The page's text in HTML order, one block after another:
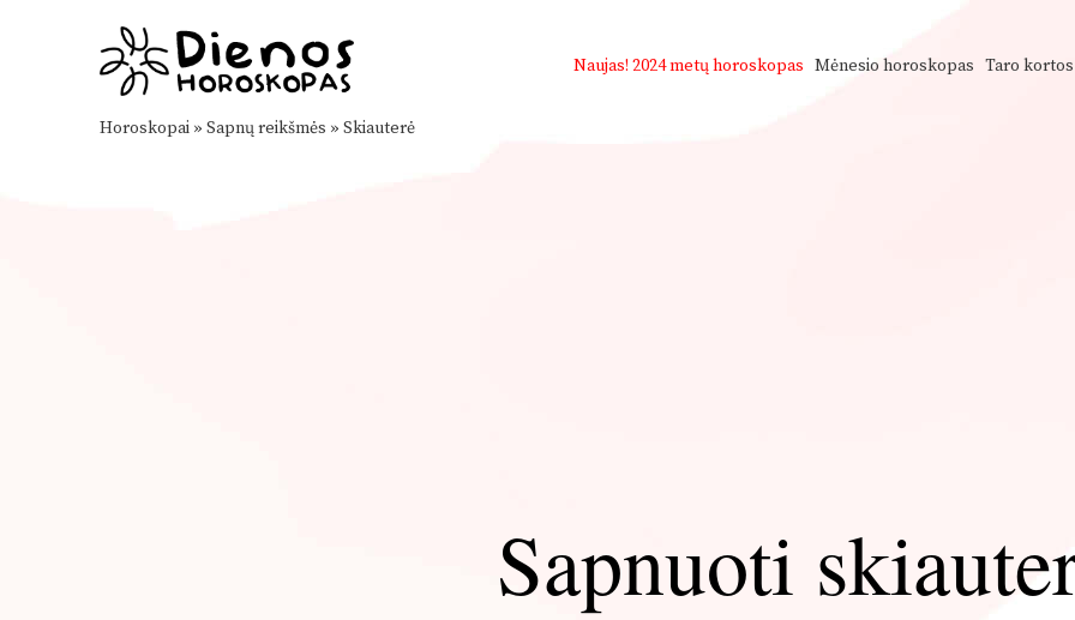
Naujas! 2024 metų horoskopas Mėnesio horoskopas Taro kortos
Horoskopai » Sapnų reikšmės » Skiauterė
Sapnuoti